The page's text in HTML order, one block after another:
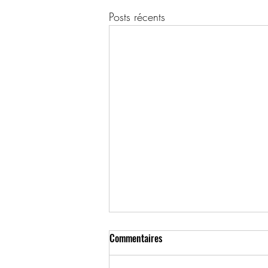
Posts récents
Commentaires